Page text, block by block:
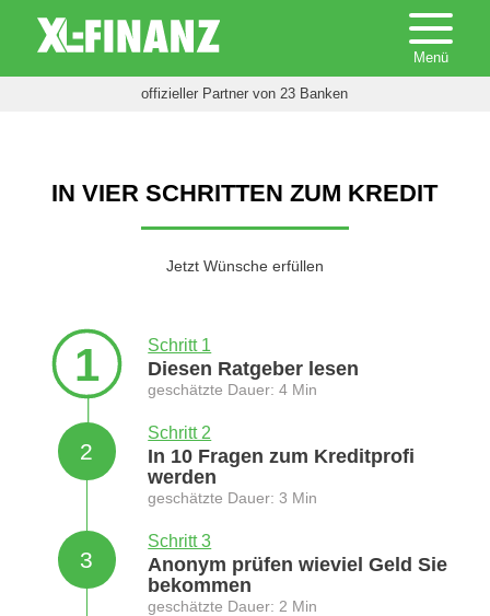
offizieller Partner von 23 Banken
IN VIER SCHRITTEN ZUM KREDIT
Jetzt Wünsche erfüllen
1 Schritt 1
Diesen Ratgeber lesen
geschätzte Dauer: 4 Min
2
Schritt 2
In 10 Fragen zum Kreditprofi
werden
geschätzte Dauer: 3 Min
3
Schritt 3
Anonym prüfen wieviel Geld Sie
bekommen
geschätzte Dauer: 2 Min